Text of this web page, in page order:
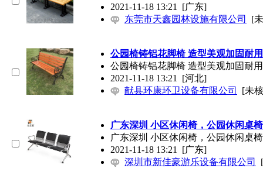
2021-11-18 13:21 [广东]
东莞市天鑫园林设施有限公司
[
公园椅铸铝花脚椅 造型美观加固耐用
公园椅铸铝花脚椅 造型美观加固耐用
2021-11-18 13:21 [河北]
献县环康环卫设备有限公司
[未
广东深圳 小区休闲椅，公园休闲桌
广东深圳 小区休闲椅，公园休闲桌
2021-11-18 13:21 [广东]
深圳市新佳豪游乐设备有限公司